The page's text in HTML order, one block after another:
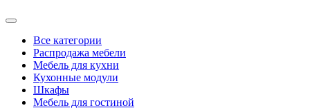
Все категории
Распродажа мебели
Мебель для кухни
Кухонные модули
Шкафы
Мебель для гостиной